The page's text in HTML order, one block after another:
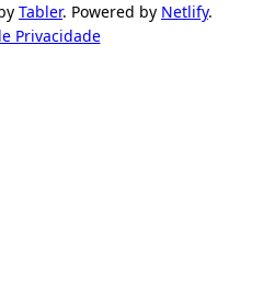
Tabler. Powered by Netlify.
Privacidade